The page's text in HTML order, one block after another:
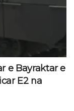
e Bayraktar e
E2 na